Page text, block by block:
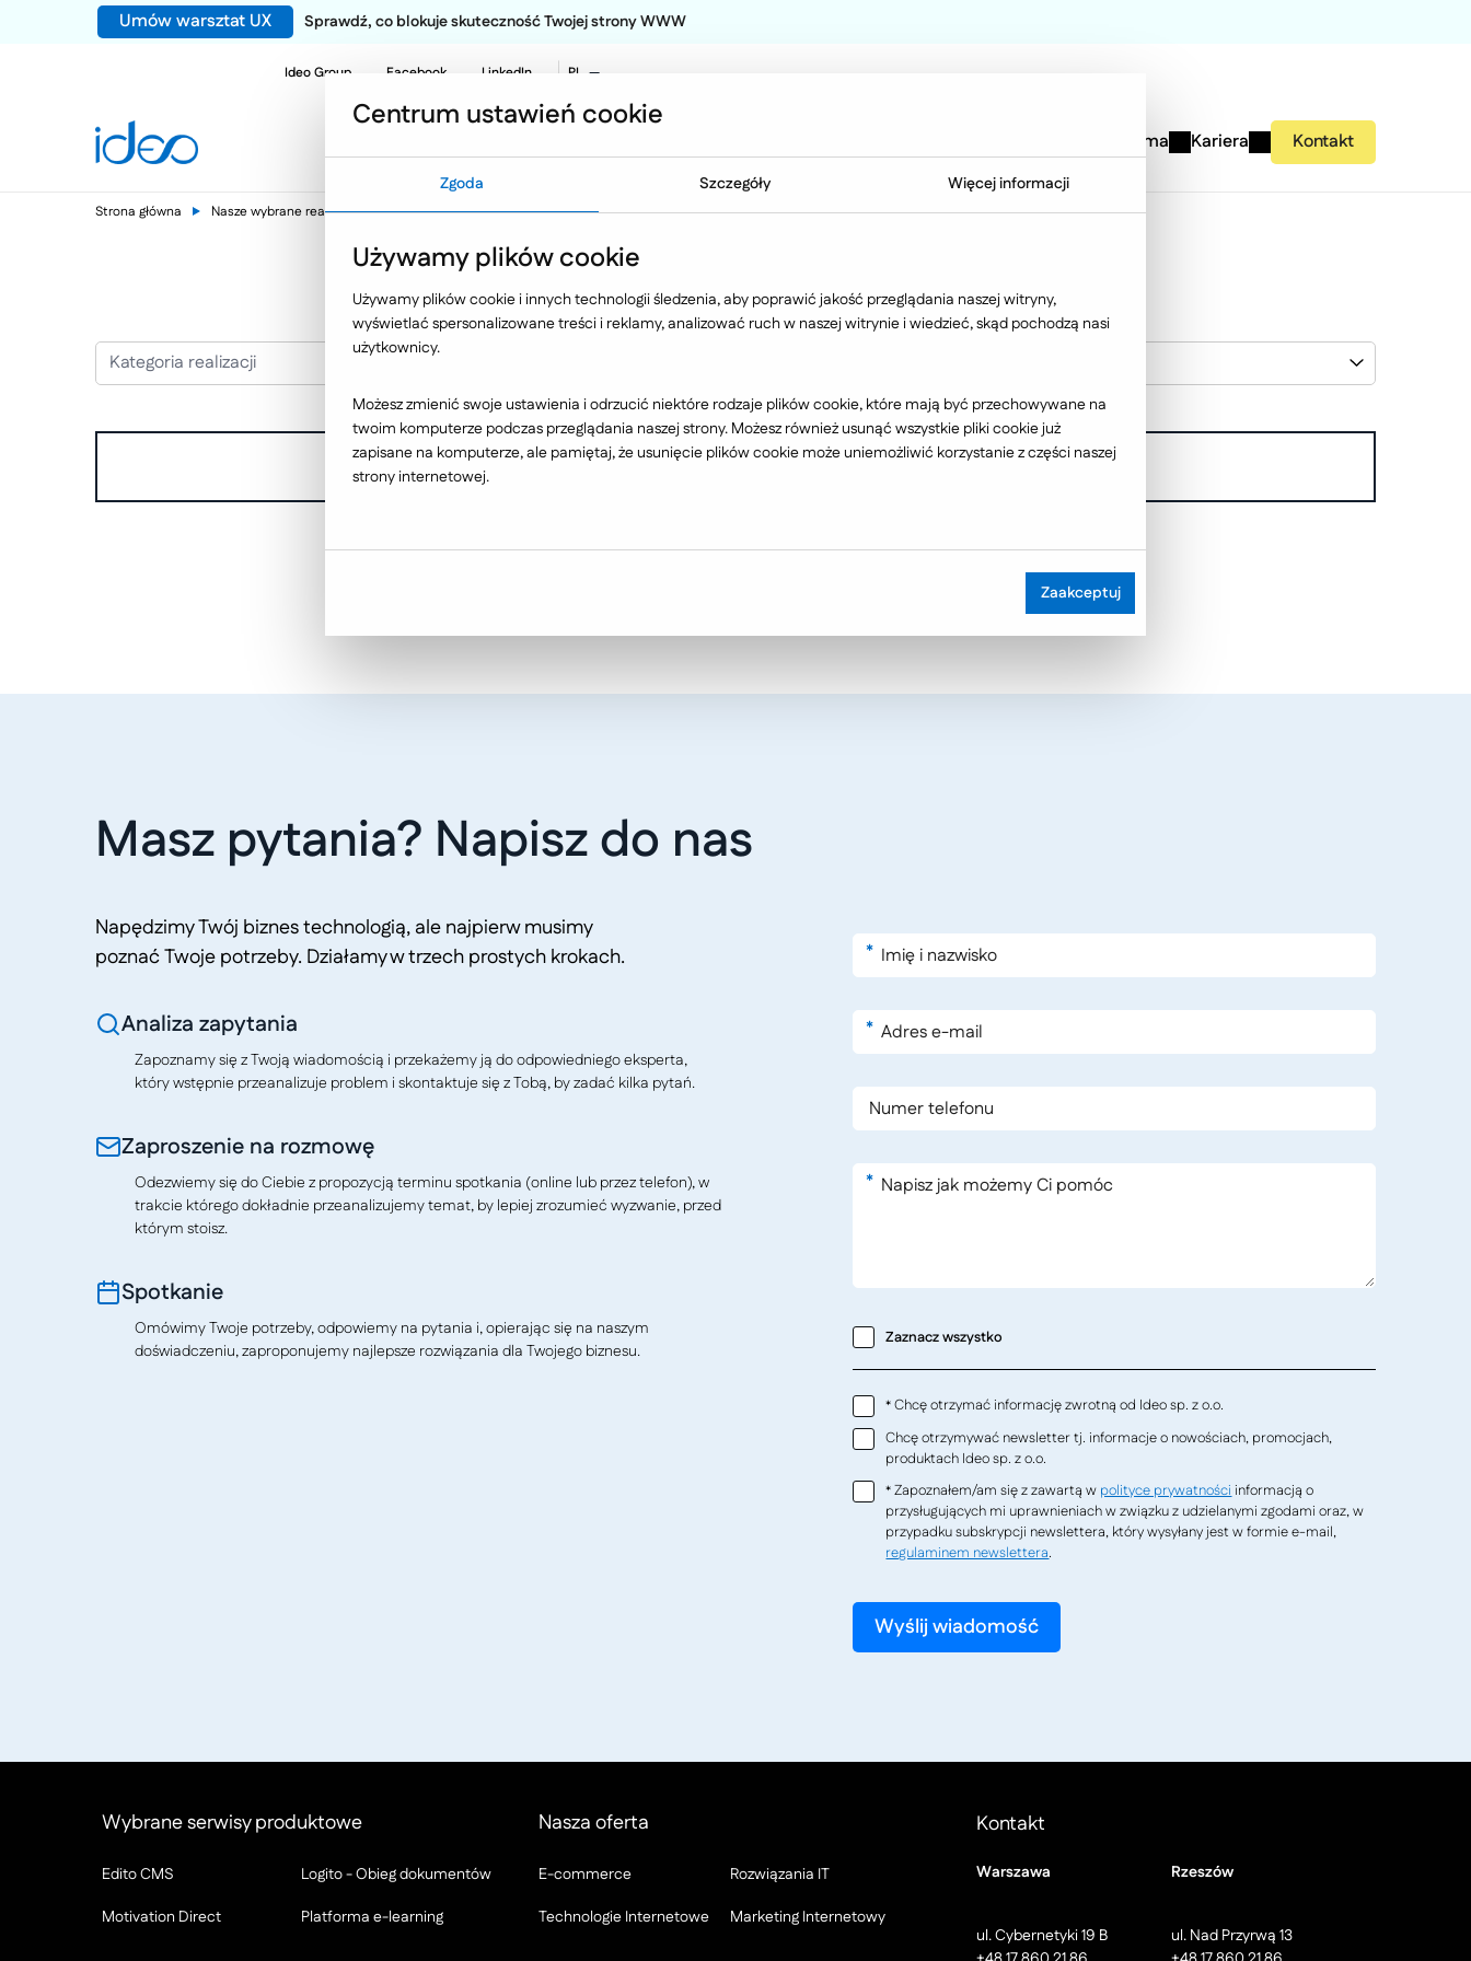
Umów warsztat UX Sprawdź, co blokuje skuteczność Twojej strony WWW
Ideo Group Facebook LinkedIn
PL
EN
NO
Firma Kariera Kontakt
Strona główna Nasze wybrane realizacje Edukacja i kultura Rzeszowski Dom Kultury
Kategoria realizacji
W chwili obecnej nie dysponujemy żadnymi realizacjami.
Masz pytania? Napisz do nas
Napędzimy Twój biznes technologią, ale najpierw musimy
poznać Twoje potrzeby. Działamy w trzech prostych krokach.
Analiza zapytania
Zapoznamy się z Twoją wiadomością i przekażemy ją do odpowiedniego eksperta,
który wstępnie przeanalizuje problem i skontaktuje się z Tobą, by zadać kilka pytań.
Zaproszenie na rozmowę
Odezwiemy się do Ciebie z propozycją terminu spotkania (online lub przez telefon), w
trakcie którego dokładnie przeanalizujemy temat, by lepiej zrozumieć wyzwanie, przed
którym stoisz.
Spotkanie
Omówimy Twoje potrzeby, odpowiemy na pytania i, opierając się na naszym
doświadczeniu, zaproponujemy najlepsze rozwiązania dla Twojego biznesu.
*
*
*
Zaznacz wszystko
* Chcę otrzymać informację zwrotną od Ideo sp. z o.o.
Chcę otrzymywać newsletter tj. informacje o nowościach, promocjach,
produktach Ideo sp. z o.o.
* Zapoznałem/am się z zawartą w polityce prywatności informacją o
przysługujących mi uprawnieniach w związku z udzielanymi zgodami oraz, w
przypadku subskrypcji newslettera, który wysyłany jest w formie e-mail,
regulaminem newslettera.
Wybrane serwisy produktowe
Edito CMS
Logito - Obieg dokumentów
Motivation Direct
Platforma e-learning
Nasza oferta
E-commerce
Rozwiązania IT
Technologie Internetowe
Marketing Internetowy
Kontakt
Warszawa
ul. Cybernetyki 19 B
Rzeszów
ul. Nad Przyrwą 13
Centrum ustawień cookie
Zgoda Szczegóły Więcej informacji
Używamy plików cookie
Używamy plików cookie i innych technologii śledzenia, aby poprawić jakość przeglądania naszej witryny,
wyświetlać spersonalizowane treści i reklamy, analizować ruch w naszej witrynie i wiedzieć, skąd pochodzą nasi
użytkownicy.
Możesz zmienić swoje ustawienia i odrzucić niektóre rodzaje plików cookie, które mają być przechowywane na
twoim komputerze podczas przeglądania naszej strony. Możesz również usunąć wszystkie pliki cookie już
zapisane na komputerze, ale pamiętaj, że usunięcie plików cookie może uniemożliwić korzystanie z części naszej
strony internetowej.
Zaakceptuj